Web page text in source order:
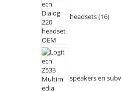
headsets 16
speakers en